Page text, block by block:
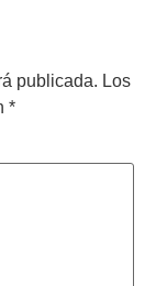
publicada. Los
*